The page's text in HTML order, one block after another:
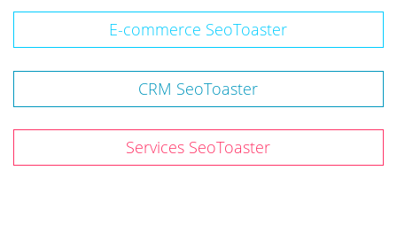
E-commerce SeoToaster
CRM SeoToaster
Services SeoToaster